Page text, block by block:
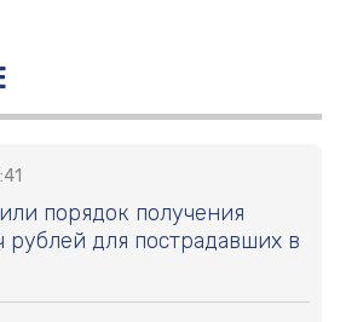
порядок получения
рублей для пострадавших в